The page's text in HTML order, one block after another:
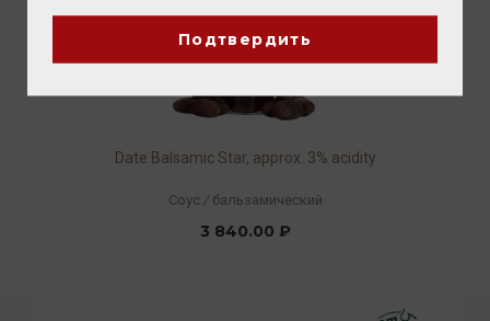
Date Balsamic Star, approx. 3% acidity
Соус / бальзамический
3 840.00 ₽
Подтвердить